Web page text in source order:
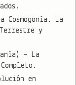
La
y
– La
en